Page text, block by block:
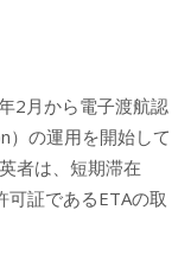
2月から電子渡航認
の運用を開始して
者は、短期滞在
可証であるETAの取